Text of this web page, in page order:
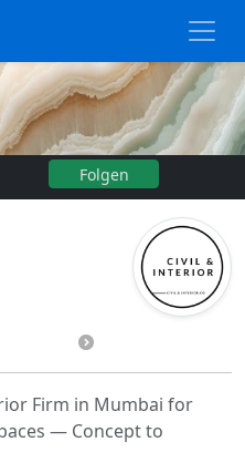
Folgen
Firm in Mumbai for
— Concept to